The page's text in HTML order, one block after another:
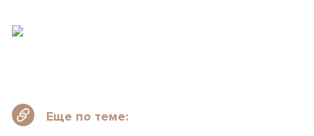
Еще по теме: